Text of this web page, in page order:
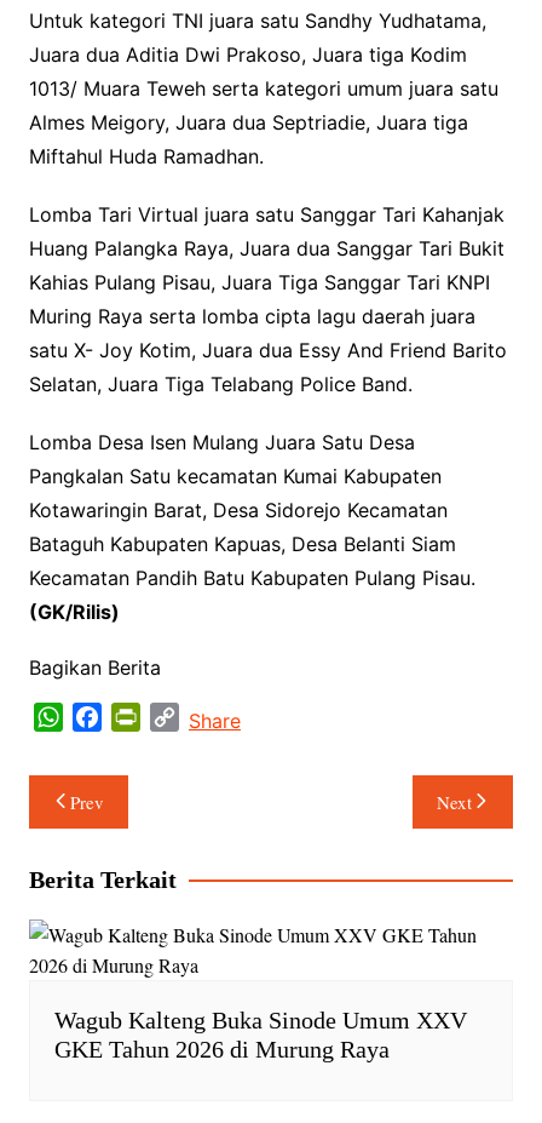
Untuk kategori TNI juara satu Sandhy Yudhatama,
Juara dua Aditia Dwi Prakoso, Juara tiga Kodim
1013/ Muara Teweh serta kategori umum juara satu
Almes Meigory, Juara dua Septriadie, Juara tiga
Miftahul Huda Ramadhan.
Lomba Tari Virtual juara satu Sanggar Tari Kahanjak
Huang Palangka Raya, Juara dua Sanggar Tari Bukit
Kahias Pulang Pisau, Juara Tiga Sanggar Tari KNPI
Muring Raya serta lomba cipta lagu daerah juara
satu X- Joy Kotim, Juara dua Essy And Friend Barito
Selatan, Juara Tiga Telabang Police Band.
Lomba Desa Isen Mulang Juara Satu Desa
Pangkalan Satu kecamatan Kumai Kabupaten
Kotawaringin Barat, Desa Sidorejo Kecamatan
Bataguh Kabupaten Kapuas, Desa Belanti Siam
Kecamatan Pandih Batu Kabupaten Pulang Pisau.
(GK/Rilis)
Bagikan Berita
W
a
t
s
p
c
e
b
o
r
e
n
d
l
y
CShare
Navigasi
pos
Prev Next
Berita Terkait
Wagub Kalteng Buka Sinode Umum XXV
GKE Tahun 2026 di Murung Raya